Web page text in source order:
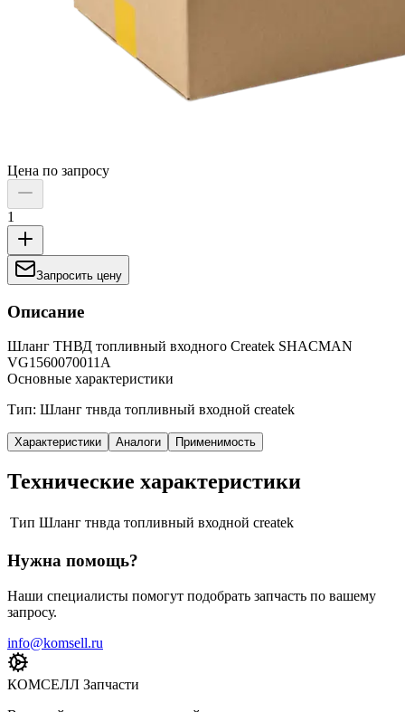
Цена по запросу
1
Запросить цену
Описание
Шланг ТНВД топливный входного Createk SHACMAN
VG1560070011A
Основные характеристики
Тип: Шланг тнвда топливный входной createk
Характеристики Аналоги Применимость
Технические характеристики
Тип Шланг тнвда топливный входной createk
Нужна помощь?
Наши специалисты помогут подобрать запчасть по вашему
запросу.
info@komsell.ru
КОМСЕЛЛ Запчасти